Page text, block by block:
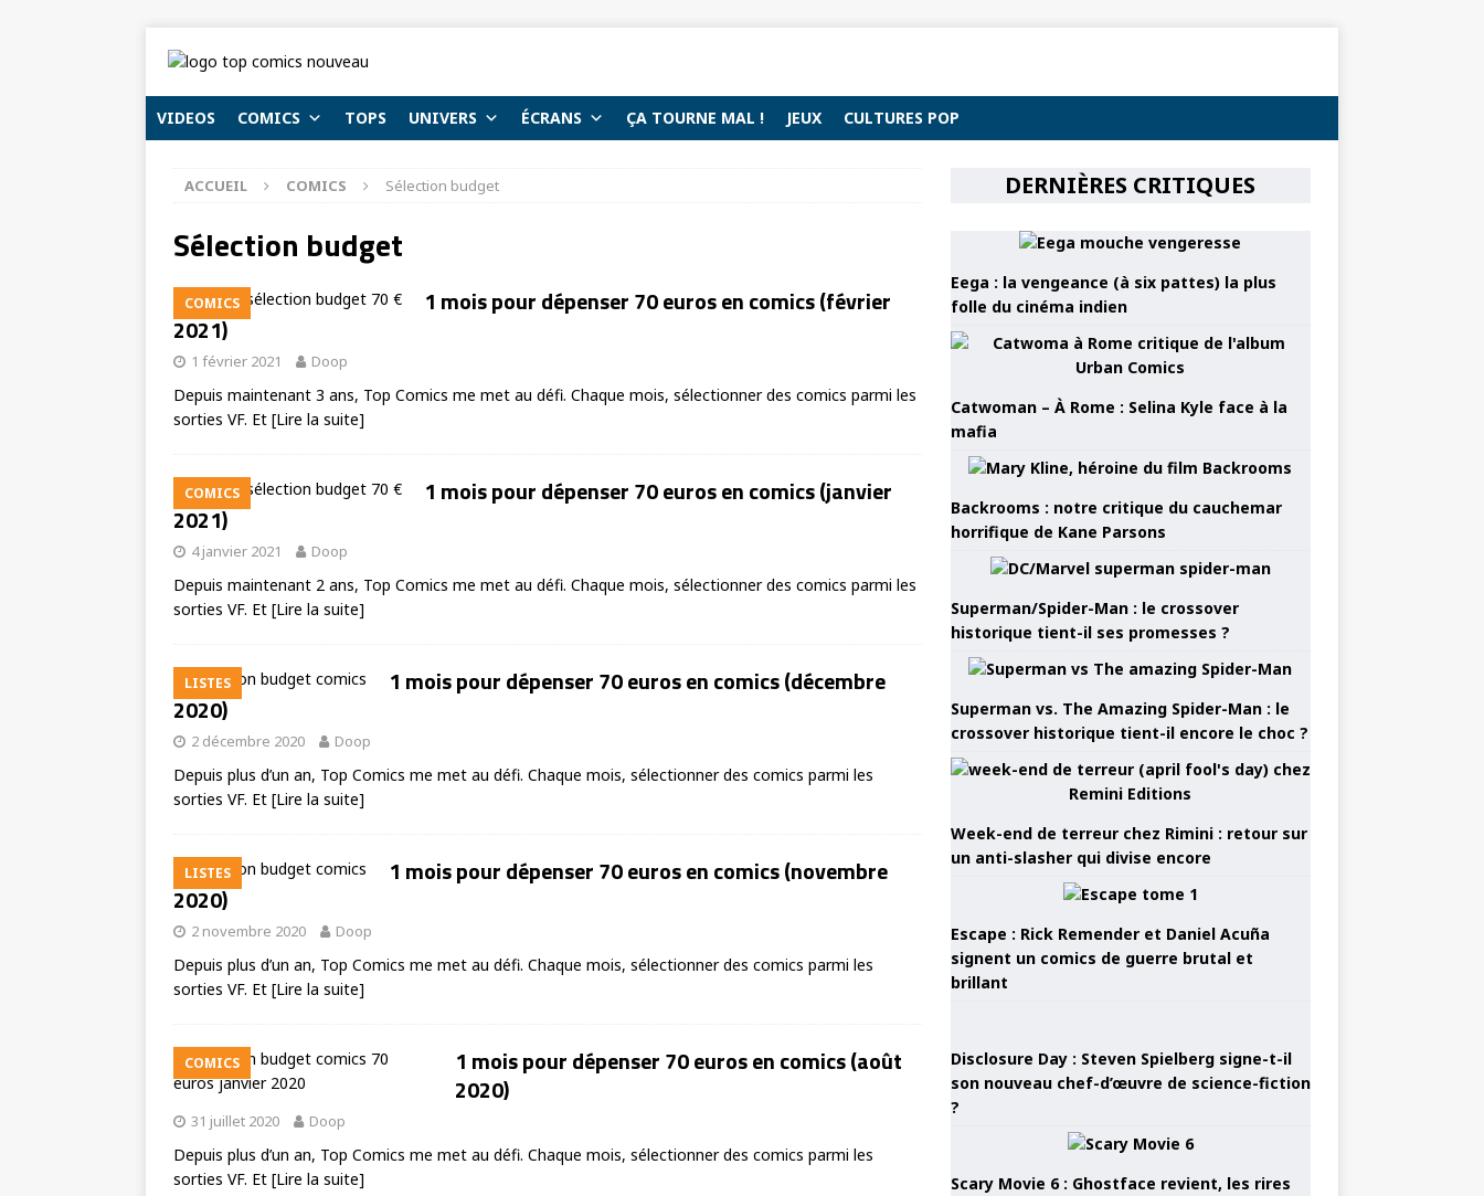
VIDEOS COMICS TOPS UNIVERS ÉCRANS ÇA TOURNE MAL ! JEUX CULTURES POP
ACCUEIL COMICS Sélection budget
Sélection budget
COMICS
1 mois pour dépenser 70 euros en comics (février
2021)
1 février 2021 Doop
Depuis maintenant 3 ans, Top Comics me met au défi. Chaque mois, sélectionner des comics parmi les
sorties VF. Et [Lire la suite]
COMICS
1 mois pour dépenser 70 euros en comics (janvier
2021)
4 janvier 2021 Doop
Depuis maintenant 2 ans, Top Comics me met au défi. Chaque mois, sélectionner des comics parmi les
sorties VF. Et [Lire la suite]
LISTES
1 mois pour dépenser 70 euros en comics (décembre
2020)
2 décembre 2020 Doop
Depuis plus d’un an, Top Comics me met au défi. Chaque mois, sélectionner des comics parmi les
sorties VF. Et [Lire la suite]
LISTES
1 mois pour dépenser 70 euros en comics (novembre
2020)
2 novembre 2020 Doop
Depuis plus d’un an, Top Comics me met au défi. Chaque mois, sélectionner des comics parmi les
sorties VF. Et [Lire la suite]
COMICS
1 mois pour dépenser 70 euros en comics (août
2020)
31 juillet 2020 Doop
Depuis plus d’un an, Top Comics me met au défi. Chaque mois, sélectionner des comics parmi les
sorties VF. Et [Lire la suite]
DERNIÈRES CRITIQUES
Eega : la vengeance (à six pattes) la plus
folle du cinéma indien
Catwoman – À Rome : Selina Kyle face à la
mafia
Backrooms : notre critique du cauchemar
horrifique de Kane Parsons
Superman/Spider-Man : le crossover
historique tient-il ses promesses ?
Superman vs. The Amazing Spider-Man : le
crossover historique tient-il encore le choc ?
Week-end de terreur chez Rimini : retour sur
un anti-slasher qui divise encore
Escape : Rick Remender et Daniel Acuña
signent un comics de guerre brutal et
brillant
Disclosure Day : Steven Spielberg signe-t-il
son nouveau chef-d’œuvre de science-fiction
?
Scary Movie 6 : Ghostface revient, les rires